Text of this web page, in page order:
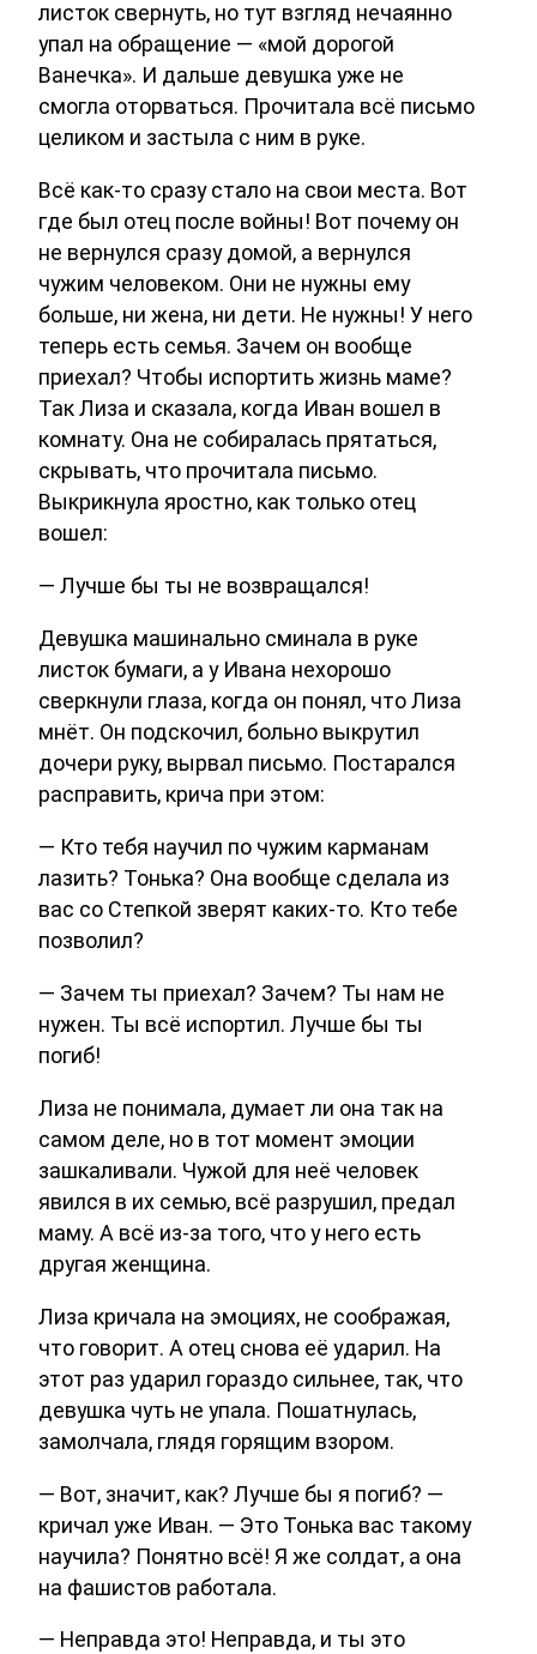
листок свернуть, но тут взгляд нечаянно
упал на обращение — «мой дорогой
Ванечка». И дальше девушка уже не
смогла оторваться. Прочитала всё письмо
целиком и застыла с ним в руке.
Всё как-то сразу стало на свои места. Вот
где был отец после войны! Вот почему он
не вернулся сразу домой, а вернулся
чужим человеком. Они не нужны ему
больше, ни жена, ни дети. Не нужны! У него
теперь есть семья. Зачем он вообще
приехал? Чтобы испортить жизнь маме?
Так Лиза и сказала, когда Иван вошел в
комнату. Она не собиралась прятаться,
скрывать, что прочитала письмо.
Выкрикнула яростно, как только отец
вошел:
— Лучше бы ты не возвращался!
Девушка машинально сминала в руке
листок бумаги, а у Ивана нехорошо
сверкнули глаза, когда он понял, что Лиза
мнёт. Он подскочил, больно выкрутил
дочери руку, вырвал письмо. Постарался
расправить, крича при этом:
— Кто тебя научил по чужим карманам
лазить? Тонька? Она вообще сделала из
вас со Степкой зверят каких-то. Кто тебе
позволил?
— Зачем ты приехал? Зачем? Ты нам не
нужен. Ты всё испортил. Лучше бы ты
погиб!
Лиза не понимала, думает ли она так на
самом деле, но в тот момент эмоции
зашкаливали. Чужой для неё человек
явился в их семью, всё разрушил, предал
маму. А всё из-за того, что у него есть
другая женщина.
Лиза кричала на эмоциях, не соображая,
что говорит. А отец снова её ударил. На
этот раз ударил гораздо сильнее, так, что
девушка чуть не упала. Пошатнулась,
замолчала, глядя горящим взором.
— Вот, значит, как? Лучше бы я погиб? —
кричал уже Иван. — Это Тонька вас такому
научила? Понятно всё! Я же солдат, а она
на фашистов работала.
— Неправда это! Неправда, и ты это